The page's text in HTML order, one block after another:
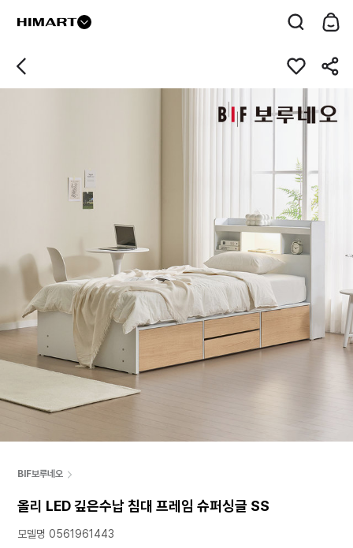
BIF보루네오
올리 LED 깊은수납 침대 프레임 슈퍼싱글 SS
모델명 0561961443